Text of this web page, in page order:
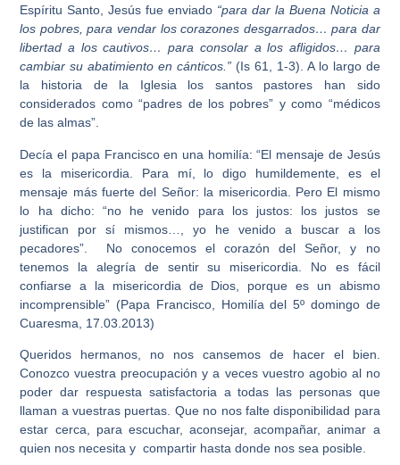
Espíritu Santo, Jesús fue enviado “para dar la Buena Noticia a
los pobres, para vendar los corazones desgarrados… para dar
libertad a los cautivos… para consolar a los afligidos… para
cambiar su abatimiento en cánticos.” (Is 61, 1-3). A lo largo de
la historia de la Iglesia los santos pastores han sido
considerados como “padres de los pobres” y como “médicos
de las almas”.
Decía el papa Francisco en una homilía: “El mensaje de Jesús
es la misericordia. Para mí, lo digo humildemente, es el
mensaje más fuerte del Señor: la misericordia. Pero El mismo
lo ha dicho: “no he venido para los justos: los justos se
justifican por sí mismos…, yo he venido a buscar a los
pecadores”.
No conocemos el corazón del Señor, y no
tenemos la alegría de sentir su misericordia. No es fácil
confiarse a la misericordia de Dios, porque es un abismo
incomprensible” (Papa Francisco, Homilía del 5º domingo de
Cuaresma, 17.03.2013)
Queridos hermanos, no nos cansemos de hacer el bien.
Conozco vuestra preocupación y a veces vuestro agobio al no
poder dar respuesta satisfactoria a todas las personas que
llaman a vuestras puertas. Que no nos falte disponibilidad para
estar cerca, para escuchar, aconsejar, acompañar, animar a
quien nos necesita y compartir hasta donde nos sea posible.